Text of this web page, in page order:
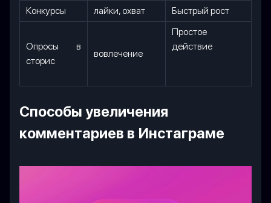
Конкурсы
лайки, охват Быстрый рост
Опросы в
сторис
вовлечение
Простое
действие
Способы увеличения
комментариев в Инстаграме